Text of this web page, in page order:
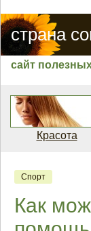
страна
сайт
Красота
Спорт
Как